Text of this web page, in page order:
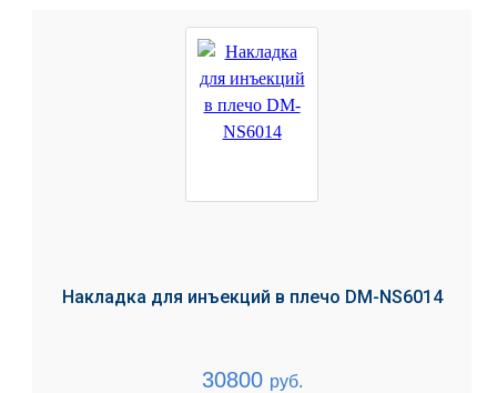
Накладка для инъекций в плечо DM-NS6014
30800 руб.